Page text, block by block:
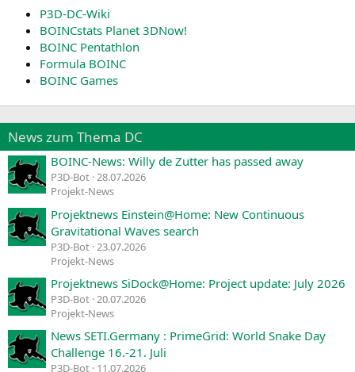
P3D-DC-Wiki
BOINCstats Planet 3DNow!
BOINC Pentathlon
Formula BOINC
BOINC Games
News zum Thema DC
BOINC-News: Willy de Zutter has passed away
P3D-Bot 28.07.2026
Projekt-News
Projektnews Einstein@Home: New Continuous
Gravitational Waves search
P3D-Bot 23.07.2026
Projekt-News
Projektnews SiDock@Home: Project update: July 2026
P3D-Bot 20.07.2026
Projekt-News
News SETI.Germany : PrimeGrid: World Snake Day
Challenge 16.-21. Juli
P3D-Bot 11.07.2026